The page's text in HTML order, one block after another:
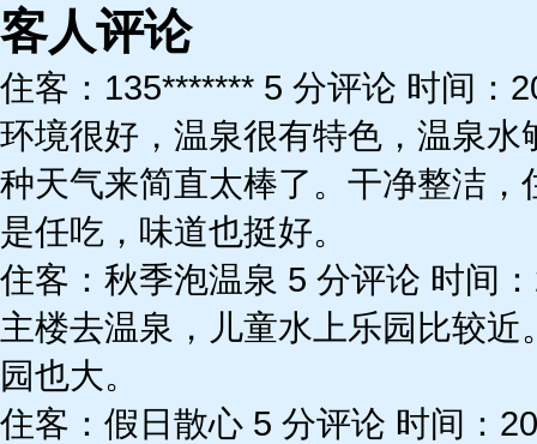
客人评论
住客：135******* 5 分评论 时间：
环境很好，温泉很有特色，温泉
种天气来简直太棒了。干净整洁
是任吃，味道也挺好。
住客：秋季泡温泉 5 分评论 时间
主楼去温泉，儿童水上乐园比较
园也大。
住客：假日散心 5 分评论 时间：